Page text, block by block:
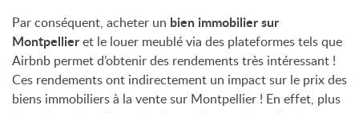
Par conséquent, acheter un bien immobilier sur
Montpellieret le louer meublé via des plateformes tels que
Airbnb permet d’obtenir des rendements très intéressant !
Ces rendements ont indirectement un impact sur le prix des
biens immobiliers à la vente sur Montpellier ! En effet, plus